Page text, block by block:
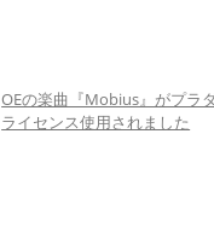
OEの楽曲『Mobius』がプラ
ライセンス使用されました